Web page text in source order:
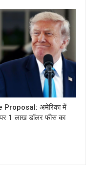
Proposal: अमेरिका में
पर 1 लाख डॉलर फीस का